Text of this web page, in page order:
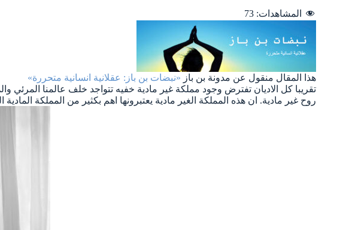
المشاهدات: 73
هذا المقال منقول عن مدونة بن باز «نبضات بن باز: عقلانية انسانية متحررة»
تقريبا كل الاديان تفترض وجود مملكة غير مادية خفيه تتواجد خلف عالمنا المرئي
روح غير مادية. ان هذه المملكة الغير مادية يعتبرونها اهم بكثير من المملكة